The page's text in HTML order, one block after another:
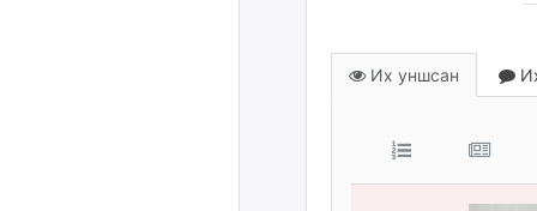
Их уншсан